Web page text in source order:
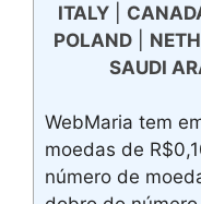
ITALY|
POLAND|
SAUDI
WebMaria tem
moedas de
número de